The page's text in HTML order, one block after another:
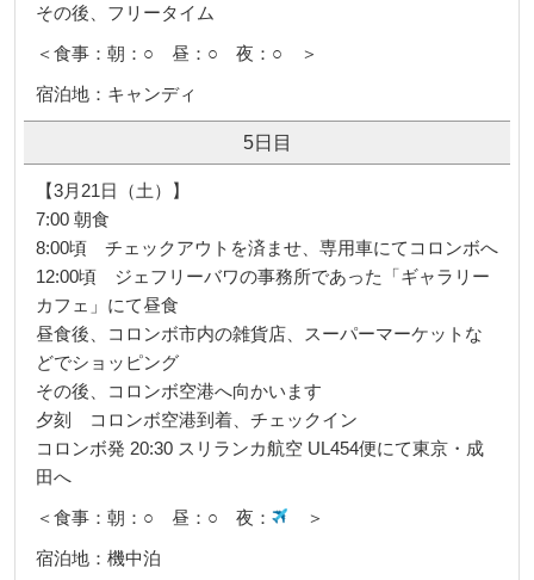
その後、フリータイム
＜食事：朝：○ 昼：○ 夜：○ ＞
宿泊地：キャンディ
5日目
【3月21日（土）】
7:00 朝食
8:00頃 チェックアウトを済ませ、専用車にてコロンボへ
12:00頃 ジェフリーバワの事務所であった「ギャラリー
カフェ」にて昼食
昼食後、コロンボ市内の雑貨店、スーパーマーケットな
どでショッピング
その後、コロンボ空港へ向かいます
夕刻 コロンボ空港到着、チェックイン
コロンボ発 20:30 スリランカ航空 UL454便にて東京・成
田へ
＜食事：朝：○ 昼：○ 夜：
＞
宿泊地：機中泊